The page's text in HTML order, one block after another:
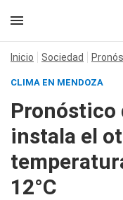
Inicio Sociedad
CLIMA EN MENDOZA
Pronóstico
instala el
12°C